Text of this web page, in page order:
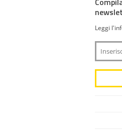
Leggi